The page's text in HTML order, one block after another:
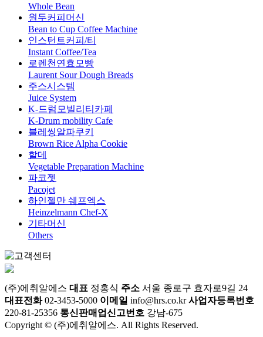
Whole Bean
원두커피머신
Bean to Cup Coffee Machine
인스턴트커피/티
Instant Coffee/Tea
로렌천연효모빵
Laurent Sour Dough Breads
주스시스템
Juice System
K-드럼모빌리티카페
K-Drum mobility Cafe
블레씽알파쿠키
Brown Rice Alpha Cookie
할데
Vegetable Preparation Machine
파코젯
Pacojet
하인젤만 쉐프엑스
Heinzelmann Chef-X
기타머신
Others
(주)에취알에스 대표 정홍식 주소 서울 종로구 효자로9길 24
대표전화02-3453-5000 이메일 info@hrs.co.kr 사업자등록번호
220-81-25356 통신판매업신고번호 강남-675
Copyright © (주)에취알에스. All Rights Reserved.